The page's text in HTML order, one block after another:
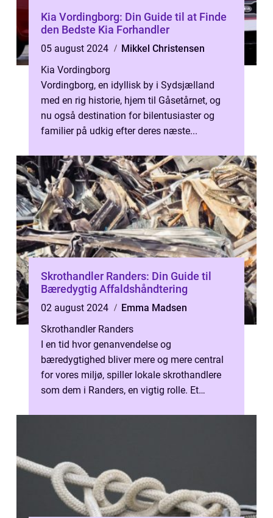
Kia Vordingborg: Din Guide til at Finde
den Bedste Kia Forhandler
05 august 2024
Mikkel Christensen
Kia Vordingborg
Vordingborg, en idyllisk by i Sydsjælland
med en rig historie, hjem til Gåsetårnet, og
nu også destination for bilentusiaster og
familier på udkig efter deres næste...
Skrothandler Randers: Din Guide til
Bæredygtig Affaldshåndtering
02 august 2024
Emma Madsen
Skrothandler Randers
I en tid hvor genanvendelse og
bæredygtighed bliver mere og mere central
for vores miljø, spiller lokale skrothandlere
som dem i Randers, en vigtig rolle. Et